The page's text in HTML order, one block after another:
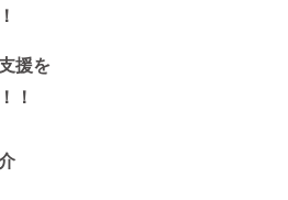
援を
！